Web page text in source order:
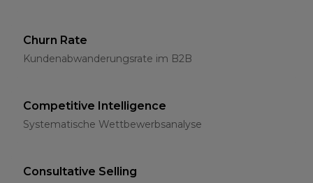
Churn Rate
Kundenabwanderungsrate im B2B
Competitive Intelligence
Systematische Wettbewerbsanalyse
Consultative Selling